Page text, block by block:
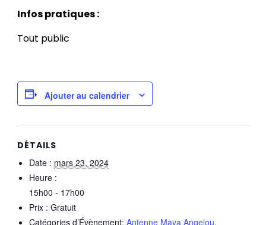
Infos pratiques :
Tout public
Ajouter au calendrier
DÉTAILS
Date : mars 23, 2024
Heure :
15h00 - 17h00
Prix : Gratuit
Catégories d’Évènement: Antenne Maya Angelou,